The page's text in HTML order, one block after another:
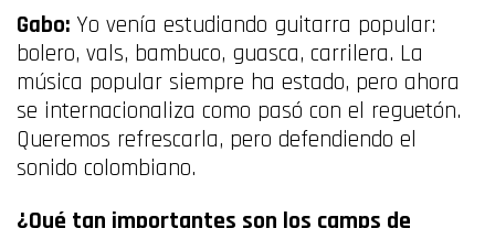
Gabo: Yo venía estudiando guitarra popular:
bolero, vals, bambuco, guasca, carrilera. La
música popular siempre ha estado, pero ahora
se internacionaliza como pasó con el reguetón.
Queremos refrescarla, pero defendiendo el
sonido colombiano.
¿Qué tan importantes son los camps de